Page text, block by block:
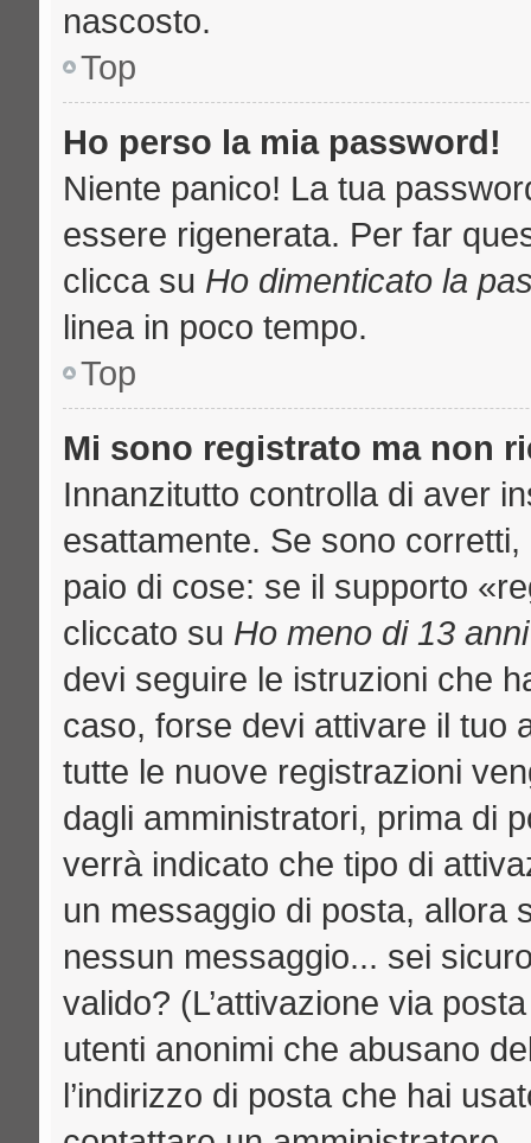
nascosto.
Top
Ho perso la mia password!
Niente panico! La tua
essere rigenerata. Per far
clicca su Ho dimenticato la
linea in poco tempo.
Top
Mi sono registrato ma non
Innanzitutto controlla di aver
esattamente. Se sono
paio di cose: se il supporto
cliccato su Ho meno di 13 anni
devi seguire le istruzioni che
caso, forse devi attivare il tuo
tutte le nuove registrazioni
dagli amministratori, prima di
verrà indicato che tipo di
un messaggio di posta, allora
nessun messaggio... sei
valido? (L’attivazione via
utenti anonimi che abusano
l’indirizzo di posta che hai